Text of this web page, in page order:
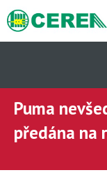
Přejít
hlavnímu
-
Dcery
(CS)
ÚVOD
Puma
předána na